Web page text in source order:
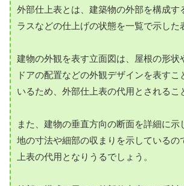
外部仕上表とは、建築物の外部を構成す
ラスなどの仕上げの状態を一覧で示した
建物の外観を表す立面図は、屋根の形状
ドアの配置などの外観デザインを表すこ
いるため、外部仕上表の代用とされるこ
また、建物の垂直方向の断面を詳細に示
地の寸法や細部の収まりを示しているの
上表の代用となりうるでしょう。